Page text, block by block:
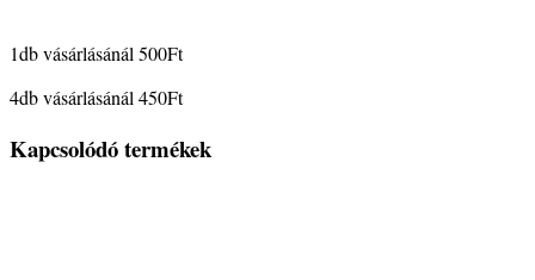
1db vásárlásánál 500Ft
4db vásárlásánál 450Ft
Kapcsolódó termékek